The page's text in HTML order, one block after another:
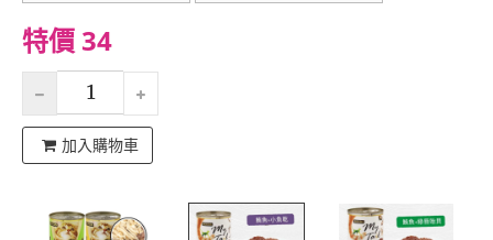
特價 34
加入購物車